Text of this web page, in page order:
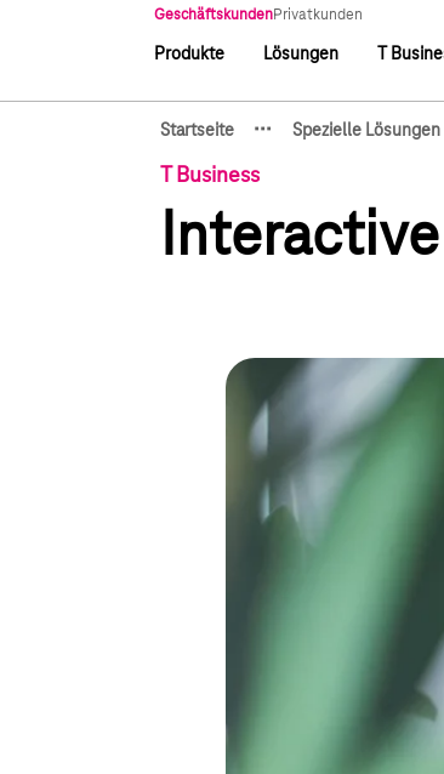
GeschäftskundenPrivatkunden
Hauptnavigation
Produkte Lösungen T
Startseite
Zeige verborgene
··· Spezielle Lösungen
T Business